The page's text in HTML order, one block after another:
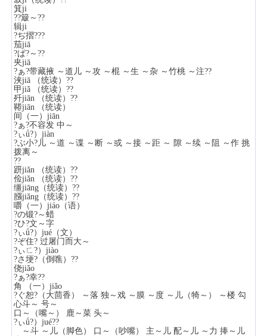
箕ji
??簸～??
辑ji
?ぢ摺???
茄jiā
?ぱ?～??
夹jiā
?ぁ?带藏掖 ～道儿 ～攻 ～棍 ～生 ～杂 ～竹桃 ～注??
浃jiā （统读）??
甲jiǎ （统读）??
歼jiān （统读）??
鞯jiān （统读）
间（一）jiān
?ぁ?不容发 中～
?ぃǘ?）jiàn
?ぶ小?儿 ～道 ～谍 ～断 ～或 ～接 ～距 ～ 隙 ～续 ～阻 ～作 挑
拨离～
??
趼jiǎn （统读）??
俭jiǎn （统读）??
缰jiāng（统读）??
膙jiǎng（统读）??
嚼（一）jiáo（语）
?の锻?～蜡
?ひ?文～字
?ぃǘ?）jué（文）
?ぞ住? 过屠门而大～
?ぃㄈ?）jiào
?さ埂?（倒噍）??
侥jiǎo
?ぁ?幸??
角 （一）jiǎo
?ぐ恕?（大茴香） ～落 独～戏 ～膜 ～度 ～儿（犄～） ～楼 勾
心斗～ 号～
口～（嘴～） 鹿～菜 头～
?ぃǘ?）jué??
～斗 ～儿（脚色） 口～（吵嘴） 主～儿 配～儿 ～力 捧～儿